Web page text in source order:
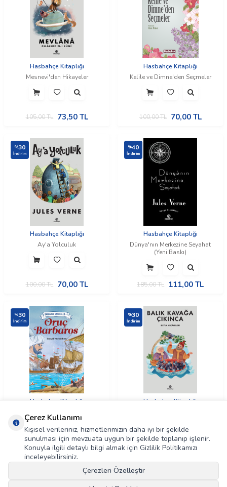
Hasbahçe Kitaplığı
Mesnevi'den Hikayeler
105,00TL 73,50TL
Hasbahçe Kitaplığı
Kelile ve Dimne'den Seçmeler
100,00TL 70,00TL
%30
İndirim
Hasbahçe Kitaplığı
Ay'a Yolculuk
100,00TL 70,00TL
%40
İndirim
Hasbahçe Kitaplığı
Dünya'nın Merkezine Seyahat
(Yeni Baskı)
185,00TL 111,00 TL
%30
İndirim
Hasbahçe Kitaplığı
70,00TL 49,00TL
%30
İndirim
Hasbahçe Kitaplığı
150,00TL 105,00TL
Çerez Kullanımı
Kişisel verileriniz, hizmetlerimizin daha iyi bir şekilde
sunulması için mevzuata uygun bir şekilde toplanıp işlenir.
Konuyla ilgili detaylı bilgi almak için Gizlilik Politikamızı
inceleyebilirsiniz.
Çerezleri Özelleştir